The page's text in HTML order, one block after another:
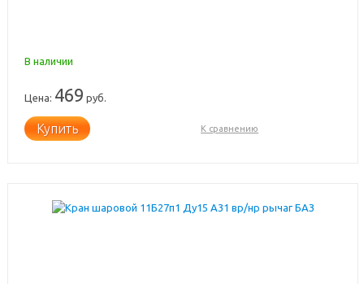
В наличии
Цена: 469 руб.
Купить К сравнению